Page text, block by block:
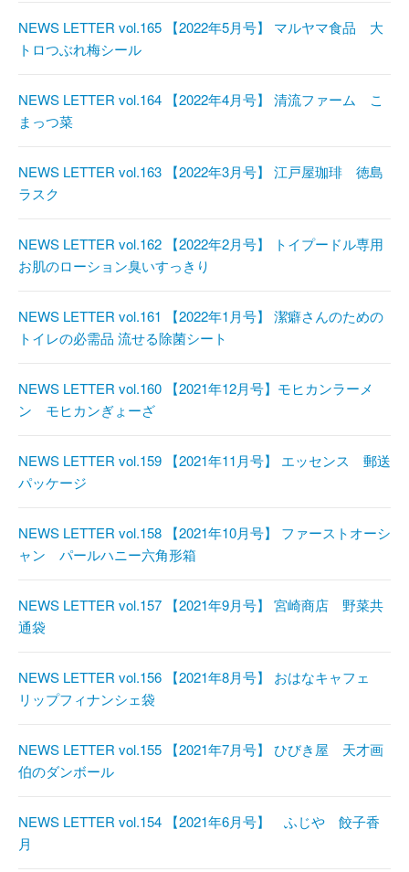
NEWS LETTER vol.165 【2022年5月号】 マルヤマ食品 大
トロつぶれ梅シール
NEWS LETTER vol.164 【2022年4月号】 清流ファーム こ
まっつ菜
NEWS LETTER vol.163 【2022年3月号】 江戸屋珈琲 徳島
ラスク
NEWS LETTER vol.162 【2022年2月号】 トイプードル専用
お肌のローション臭いすっきり
NEWS LETTER vol.161 【2022年1月号】 潔癖さんのための
トイレの必需品 流せる除菌シート
NEWS LETTER vol.160 【2021年12月号】モヒカンラーメ
ン モヒカンぎょーざ
NEWS LETTER vol.159 【2021年11月号】 エッセンス 郵送
パッケージ
NEWS LETTER vol.158 【2021年10月号】 ファーストオーシ
ャン パールハニー六角形箱
NEWS LETTER vol.157 【2021年9月号】 宮崎商店 野菜共
通袋
NEWS LETTER vol.156 【2021年8月号】 おはなキャフェ
リップフィナンシェ袋
NEWS LETTER vol.155 【2021年7月号】 ひびき屋 天才画
伯のダンボール
NEWS LETTER vol.154 【2021年6月号】 ふじや 餃子香
月